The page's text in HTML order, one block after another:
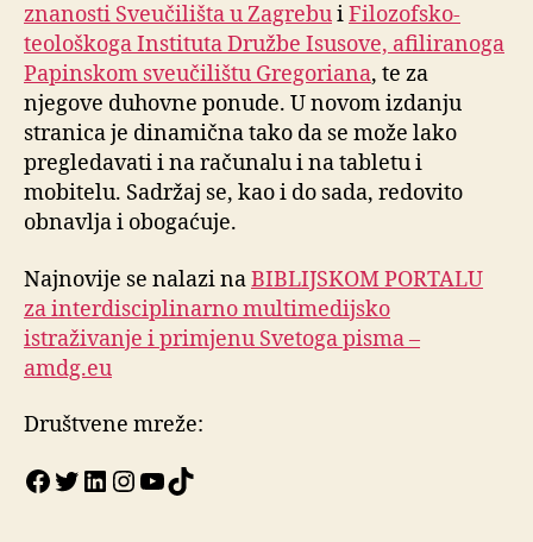
znanosti Sveučilišta u ZagrebuiFilozofsko-
teološkoga Instituta Družbe Isusove, afiliranoga
Papinskom sveučilištu Gregoriana, te za
njegove duhovne ponude. U novomizdanju
stranica je dinamična tako da se može lako
pregledavati i na računalu i na tabletu i
mobitelu. Sadržaj se, kao i do sada, redovito
obnavlja i obogaćuje.
Najnovije se nalazi naBIBLIJSKOM PORTALU
za interdisciplinarno multimedijsko
istraživanje i primjenu Svetoga pisma –
amdg.eu
Društvene mreže:
Facebook
Twitter
LinkedIn
Instagram
YouTube
TikTok